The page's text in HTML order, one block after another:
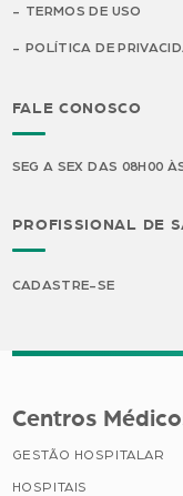
TERMOS DE USO
POLÍTICA DE
FALE CONOSCO
SEG A SEX DAS 08H00
PROFISSIONAL DE
CADASTRE-SE
Centros
GESTÃO HOSPITALAR
HOSPITAIS